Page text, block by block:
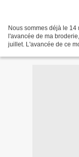
Nous sommes déjà le 14
l'avancée de ma
juillet. L'avancée de ce